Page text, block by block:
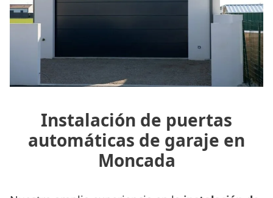
Instalación de puertas
automáticas de garaje en
Moncada